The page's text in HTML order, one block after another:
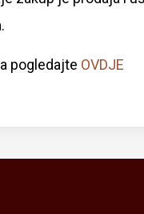
pogledajte OVDJE